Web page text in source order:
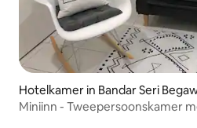
Hotelkamer in Bandar Seri
Miniinn - Tweepersoonskamer